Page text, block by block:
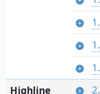
Highline